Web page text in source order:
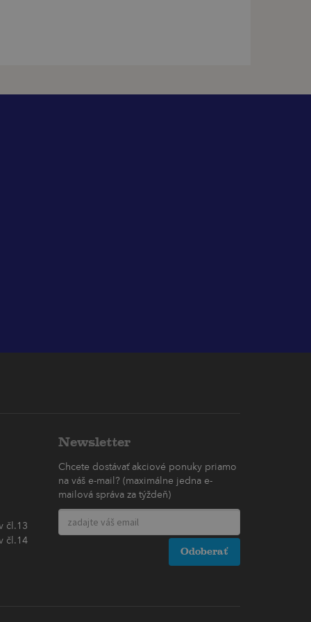
čl.13
čl.14
Newsletter
Chcete dostávať akciové ponuky priamo
na váš e-mail? (maximálne jedna e-
mailová správa za týždeň)
Odoberať